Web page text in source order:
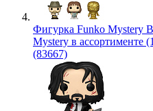
Фигурка Funko Mystery
Mystery в ассортименте
(83667)